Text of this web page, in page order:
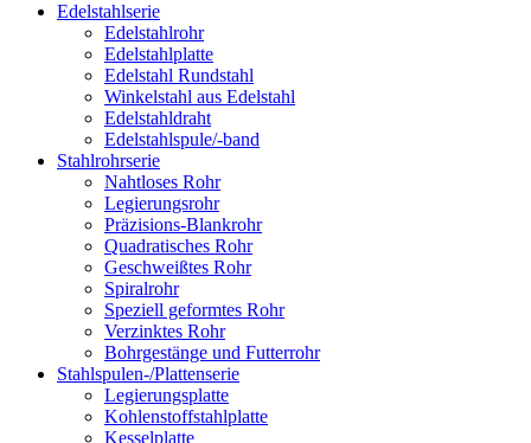
Edelstahlserie
Edelstahlrohr
Edelstahlplatte
Edelstahl Rundstahl
Winkelstahl aus Edelstahl
Edelstahldraht
Edelstahlspule/-band
Stahlrohrserie
Nahtloses Rohr
Legierungsrohr
Präzisions-Blankrohr
Quadratisches Rohr
Geschweißtes Rohr
Spiralrohr
Speziell geformtes Rohr
Verzinktes Rohr
Bohrgestänge und Futterrohr
Stahlspulen-/Plattenserie
Legierungsplatte
Kohlenstoffstahlplatte
Kesselplatte